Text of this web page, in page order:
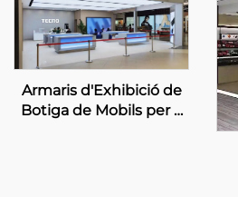
Armaris d'Exhibició de
Botiga de Mobils per a